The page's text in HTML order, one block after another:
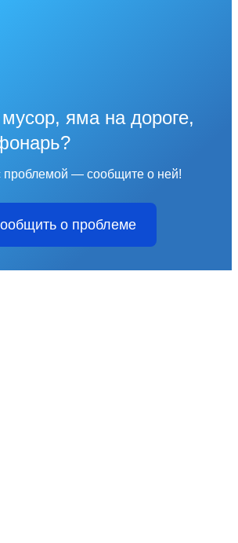
яма на дороге,
проблемой — сообщите о ней!
о проблеме